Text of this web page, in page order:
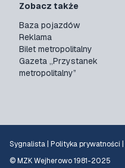
Zobacz także
Baza pojazdów
Reklama
Bilet metropolitalny
Gazeta „Przystanek
metropolitalny”
Sygnalista Polityka prywatności
© MZK Wejherowo 1981-2025